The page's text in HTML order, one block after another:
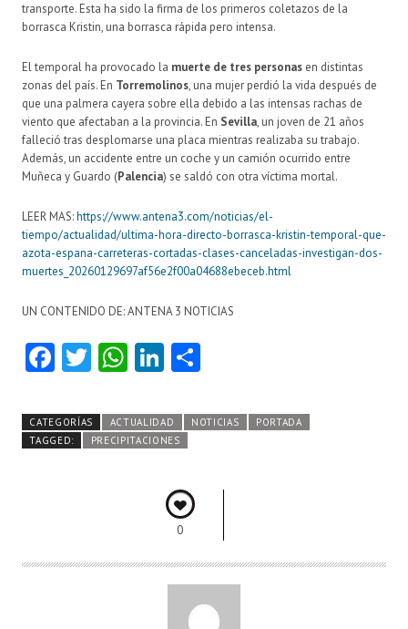
transporte. Esta ha sido la firma de los primeros coletazos de la
borrasca Kristin, una borrasca rápida pero intensa.
El temporal ha provocado la muerte de tres personas en distintas
zonas del país. En Torremolinos, una mujer perdió la vida después de
que una palmera cayera sobre ella debido a las intensas rachas de
viento que afectaban a la provincia. En Sevilla, un joven de 21 años
falleció tras desplomarse una placa mientras realizaba su trabajo.
Además, un accidente entre un coche y un camión ocurrido entre
Muñeca y Guardo (Palencia) se saldó con otra víctima mortal.
LEER MAS:https://www.antena3.com/noticias/el-
tiempo/actualidad/ultima-hora-directo-borrasca-kristin-temporal-que-
azota-espana-carreteras-cortadas-clases-canceladas-investigan-dos-
muertes_20260129697af56e2f00a04688ebeceb.html
UN CONTENIDO DE: ANTENA 3 NOTICIAS
Fa
b
o
T
itt
er
W
ts
A
Li
e
dI
m
CATEGORÍAS ACTUALIDAD NOTICIAS
PORTADA
TAGGED:
PRECIPITACIONES
0